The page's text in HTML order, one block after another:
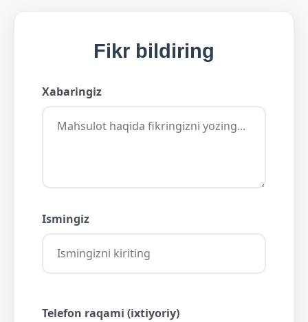
Fikr bildiring
Xabaringiz
Ismingiz
Telefon raqami (ixtiyoriy)